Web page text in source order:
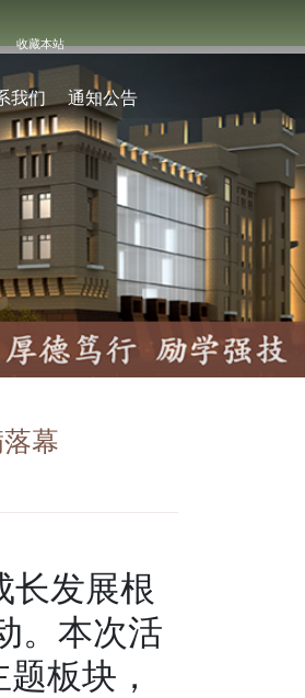
收藏本站
我们 通知公告
幕
长发展根
。本次活
板块，